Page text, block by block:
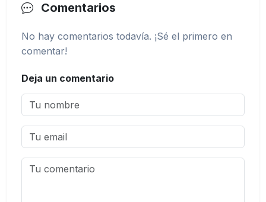
Comentarios
No hay comentarios todavía. ¡Sé el primero en
comentar!
Deja un comentario